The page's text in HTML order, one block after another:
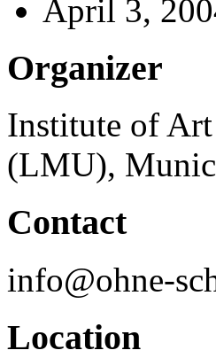
April 3,
Organizer
Institute of
(LMU),
Contact
info@ohne-
Location